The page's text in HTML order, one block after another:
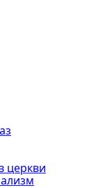
церкви